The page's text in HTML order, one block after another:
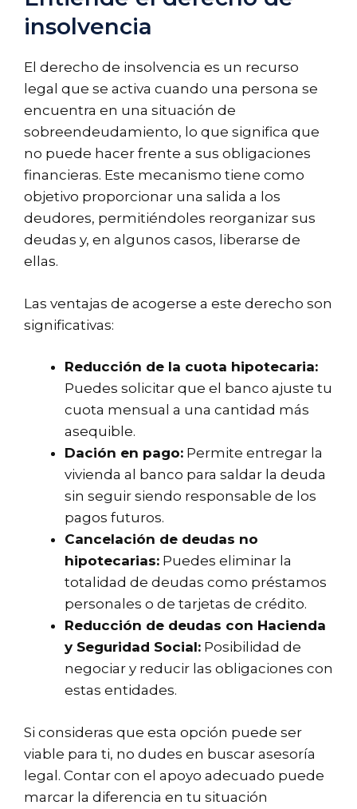
insolvencia
El derecho de insolvencia es un recurso
legal que se activa cuando una persona se
encuentra en una situación de
sobreendeudamiento, lo que significa que
no puede hacer frente a sus obligaciones
financieras. Este mecanismo tiene como
objetivo proporcionar una salida a los
deudores, permitiéndoles reorganizar sus
deudas y, en algunos casos, liberarse de
ellas.
Las ventajas de acogerse a este derecho son
significativas:
Reducción de la cuota hipotecaria:
Puedes solicitar que el banco ajuste tu
cuota mensual a una cantidad más
asequible.
Dación en pago: Permite entregar la
vivienda al banco para saldar la deuda
sin seguir siendo responsable de los
pagos futuros.
Cancelación de deudas no
hipotecarias: Puedes eliminar la
totalidad de deudas como préstamos
personales o de tarjetas de crédito.
Reducción de deudas con Hacienda
y Seguridad Social: Posibilidad de
negociar y reducir las obligaciones con
estas entidades.
Si consideras que esta opción puede ser
viable para ti, no dudes en buscar asesoría
legal. Contar con el apoyo adecuado puede
marcar la diferencia en tu situación